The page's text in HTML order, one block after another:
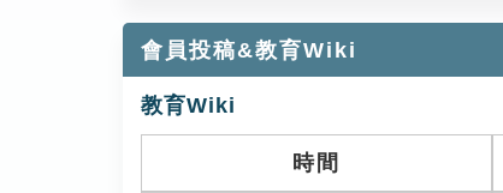
會員投稿&教育Wiki
教育Wiki
時間